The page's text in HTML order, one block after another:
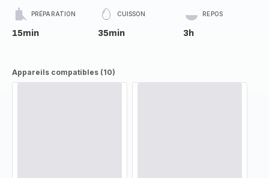
PRÉPARATION
15min
CUISSON
35min
REPOS
3h
Appareils compatibles (10)